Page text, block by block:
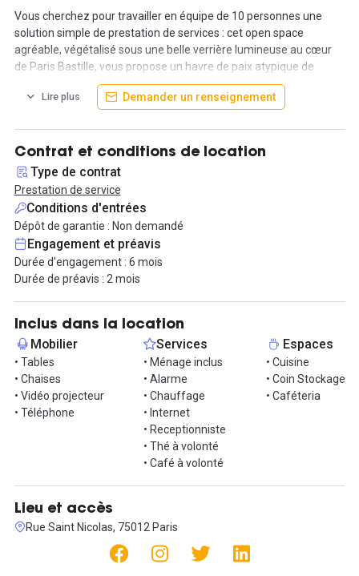
Vous cherchez pour travailler en équipe de 10 personnes une
solution simple de prestation de services : cet open space
agréable, végétalisé sous une belle verrière lumineuse au cœur
de Paris Bastille, vous propose un havre de paix atypique de
qualité. L'open space se loue en totalité, soit 4500€HT dans son
ensemble.
Ouvert il y a 8 ans, dans une adresse d'exception, de belles jeunes
pousses ont démarrées ici et s'agrandissant en sont parties à
regret. Dans une atmosphère calme et éco conçu, cet espace est
propice à la créativité et au développement. Travailler dans cet
îlot avec mur en briques crues et une immense bibliothèque, au
cœur d un quartier vivant de Paris est un bonheur.. On s’y installe
pour un temps long, ainsi l'équipe se fortifie, les projets mûrissent
et la production est belle.
Cet espace collaboratif très accessible (métro, bus, train, RER,
vélo...) dispose d'un poste de travail réservé à la gestionnaire de
l'espace, qui ne l'occupe que de manière occasionnelle. Il est
connecté à une partie événementielle, accessible par une porte. Il
convient de noter que les personnes de la partie événementielle
peuvent parfois accéder aux espaces communs de l'espace de
travail.
- Équipement : accès Wifi sécurisé et illimité, chauffage, mobilier
de bureau ergonomique et pratique (tables et chaises,
rangements) à disposer selon votre organisation de travail.
- Services annexes : accès sécurisé 24h/24 et 7j/7, une personne
dédiée à l'accueil et à la gestion de questions du quotidien, accès
à une cuisine privatisée, tarif préférentiel pour salle de réunion…
L'atelier est totalement adapté aux entreprises de services et de
Lire plus Demander un renseignement
Contrat et conditions de location
Type de contrat
Prestation de service
Conditions d'entrées
Dépôt de garantie : Non demandé
Engagement et préavis
Durée d'engagement : 6 mois
Durée de préavis : 2 mois
Inclus dans la location
Mobilier
• Tables
• Chaises
• Vidéo projecteur
• Téléphone
Services
• Ménage inclus
• Alarme
• Chauffage
• Internet
• Receptionniste
• Thé à volonté
• Café à volonté
Espaces
• Cuisine
• Coin Stockage
• Caféteria
Lieu et accès
Rue Saint Nicolas, 75012 Paris